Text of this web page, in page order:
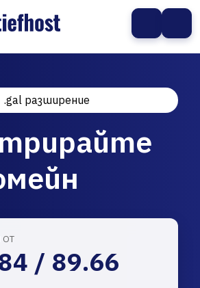
.gal разширение
ОТ
/ 89.66